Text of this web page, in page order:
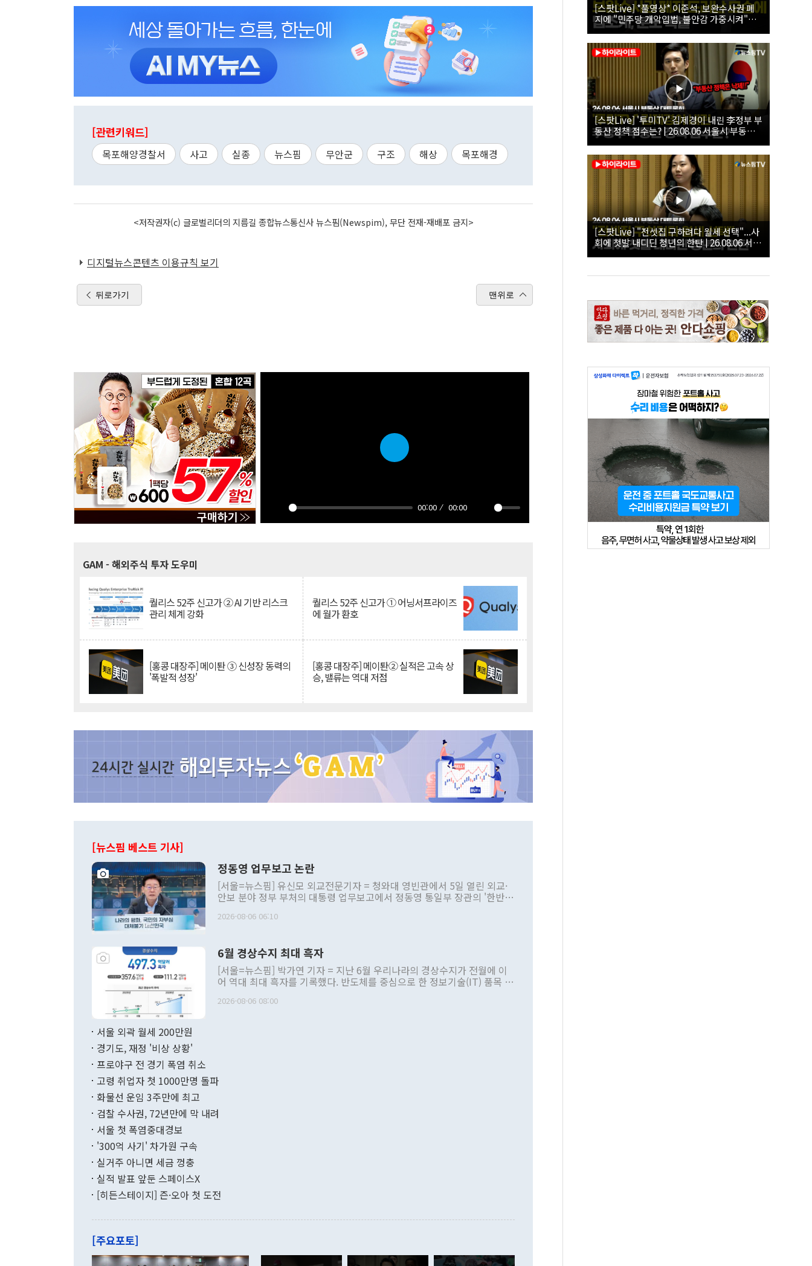
[관련키워드]
목포해양경찰서 사고 실종 뉴스핌 무안군 구조 해상 목포해경
<저작권자(c) 글로벌리더의 지름길 종합뉴스통신사 뉴스핌(Newspim), 무단 전재-재배포 금지>
디지털뉴스콘텐츠 이용규칙 보기
뒤로가기 맨위로
Play
00:00 00:00
Mute
Play
GAM - 해외주식 투자 도우미
퀄리스 52주 신고가 ② AI 기반 리스크
관리 체계 강화
퀄리스 52주 신고가 ① 어닝서프라이즈
에 월가 환호
[홍콩 대장주] 메이퇀 ③ 신성장 동력의
'폭발적 성장'
[홍콩 대장주] 메이퇀② 실적은 고속 상
승, 밸류는 역대 저점
[뉴스핌 베스트 기사]
정동영 업무보고 논란
[서울=뉴스핌] 유신모 외교전문기자 = 청와대 영빈관에서 5일 열린 외교·
안보 분야 정부 부처의 대통령 업무보고에서 정동영 통일부 장관의 '한반도
발언 중에는 정부 내 조율을 거치지 않은 사안을 정책으로 추진하겠다고 공
주의적 희망에 근거한 비현실적 구상'이라는 비판을 내놨다. 그동안 정 장
관의 대북 정책 관련 발언이 물의를 빚은 적은 여러 번 있지만 대통령과 유
관 부처 장관이 공개적으로 부정적 입장을 표명한 것은 이례적이다. 정 장
관의 무리한 대북 접근법과 월권을 제어해야 한다는 목소리도 높아지고 있
다. [정동영 통일부 장관이 지난달 23일 오후 서울 종로구 정부서울청사에
무너졌다고도 했다. 또 "현 시점에서 흘러간 선(先)비핵화만 되뇌는 것은
함께 4자 대화의 동력을 확보하기 위해 최선을 다할 것"이라고 말했다. 하
"우리의 선의대로 하는 게 과연 한반도의 평화와 안정에 플러스냐, 결론적
관은 업무보고 사후 브리핑에서 정 장관이 언급한 '4자 회담'에 대해 "이상
이 9월 러시아 블라디보스토크에서 열리는 '동방경제포럼(EEF)'을 언급하
2026-08-06 06:10
6월 경상수지 최대 흑자
[서울=뉴스핌] 박가연 기자 = 지난 6월 우리나라의 경상수지가 전월에 이
어 역대 최대 흑자를 기록했다. 반도체를 중심으로 한 정보기술(IT) 품목 수
료=한국은행] 한국은행이 6일 발표한 '2026년 6월 국제수지(잠정)'에 따르
며 월간 기준 처음으로 1000억달러를 넘어섰다. 상품수입은 644억8000만
196.9% 급증했고 컴퓨터·주변기기(SSD)는 282.7% 증가했다. IT 품목
수출은 160.4% 늘었으며 비IT 품목도 ▲석유제품(47.5%) ▲화공품
기록했지만 지식재산권사용료수지는 전월 흑자에서 4억4000만달러 적자
로 전환됐다. 본원소득수지는 배당소득을 중심으로 32억7000만달러 흑자
는 배당수입이 늘어난 데다 전월 분기배당에 따른 기저효과로 배당지급이
였던 올해 3월(369억9000만달러)을 넘어선 것이다. 직접투자에서는 내국
2026-08-06 08:00
서울 외곽 월세 200만원
경기도, 재정 '비상 상황'
프로야구 전 경기 폭염 취소
고령 취업자 첫 1000만명 돌파
화물선 운임 3주만에 최고
검찰 수사권, 72년만에 막 내려
서울 첫 폭염중대경보
'300억 사기' 차가원 구속
실거주 아니면 세금 껑충
실적 발표 앞둔 스페이스X
[히든스테이지] 즌·오아 첫 도전
[주요포토]
[스팟Live] *풀영상* 이준석, 보완수사권 폐
지에 "민주당 개악입법, 불안감 가중시켜"｜
26.08.06 개혁신당 보완수사권 폐지 토론회
[스팟Live] '투미TV' 김제경이 내린 李정부 부
동산 정책 점수는? | 26.08.06 서울시 부동산
대토론회
[스팟Live] "전셋집 구하려다 월세 선택"...사
회에 첫발 내디딘 청년의 한탄 | 26.08.06 서울
시 부동산 대토론회